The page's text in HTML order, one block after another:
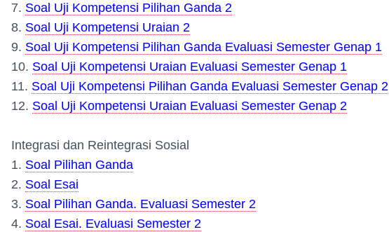
7. Soal Uji Kompetensi Pilihan Ganda 2
8. Soal Uji Kompetensi Uraian 2
9. Soal Uji Kompetensi Pilihan Ganda Evaluasi Semester Genap 1
10. Soal Uji Kompetensi Uraian Evaluasi Semester Genap 1
11. Soal Uji Kompetensi Pilihan Ganda Evaluasi Semester Genap 2
12. Soal Uji Kompetensi Uraian Evaluasi Semester Genap 2
Integrasi dan Reintegrasi Sosial
1. Soal Pilihan Ganda
2. Soal Esai
3. Soal Pilihan Ganda. Evaluasi Semester 2
4. Soal Esai. Evaluasi Semester 2